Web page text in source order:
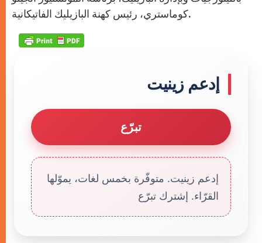
كوماستري، رئيس كهنة البازيليك الفاتيكانية.
إدعم زينيت
تبرّع
إدعم زينيت. متوفّرة بخمس لغات، يموّلها
القرّاء. إشترك تبرّع